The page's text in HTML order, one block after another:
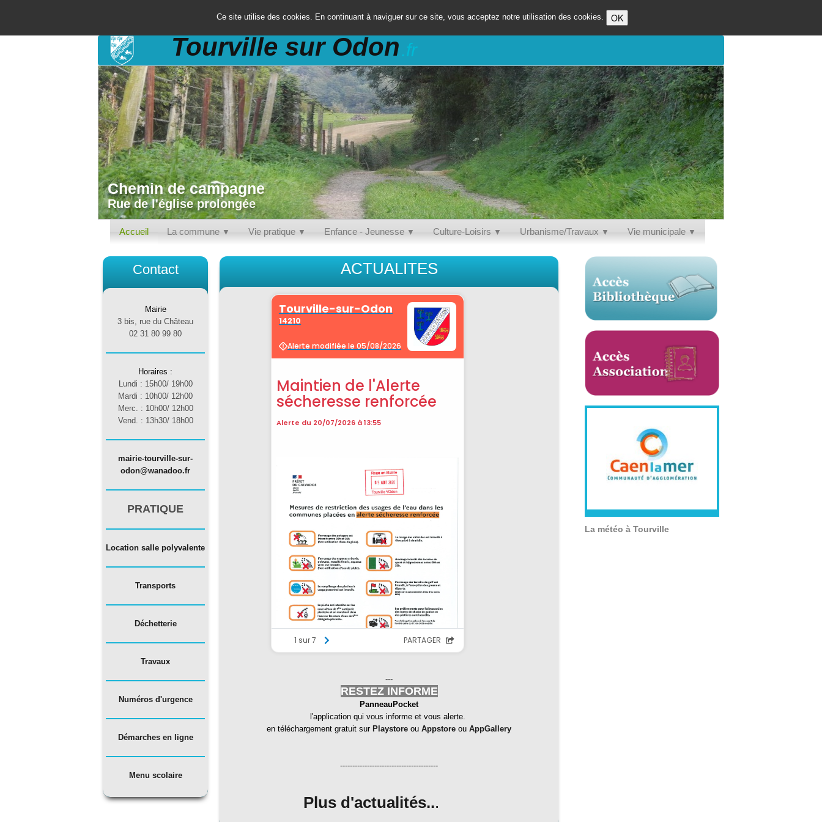
Ce site utilise des cookies. En continuant à naviguer sur ce site, vous acceptez notre utilisation des cookies. OK
Tourville sur Odon.fr
Chemin de campagne
Rue de l'église prolongée
Square
Route de Baron
Accueil La commune ▼ Vie pratique ▼ Enfance - Jeunesse ▼ Culture-Loisirs ▼ Urbanisme/Travaux ▼ Vie municipale ▼
Contact
Mairie
3 bis, rue du Château
02 31 80 99 80
Horaires :
Lundi : 15h00/ 19h00
​Mardi : 10h00/ 12h00
​Merc. : 10h00/ 12h00
​Vend. : 13h30/ 18h00
​mairie-tourville-sur-
odon@wanadoo.fr
PRATIQUE
Location salle polyvalente
Transports
Déchetterie​
Travaux
Numéros d'urgence
Démarches en ligne
​​​​​​​​​Menu scolaire
ACTUALITES
---
RESTEZ INFORME
PanneauPocket
l'application qui vous informe et vous alerte.
en téléchargement gratuit surPlaystore ouAppstore ouAppGallery
----------------------------------------
Plus d'actualités...
La météo à Tourville